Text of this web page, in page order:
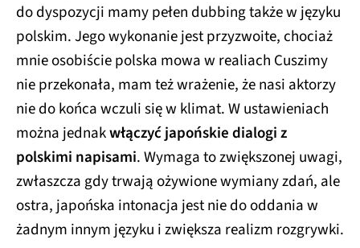
do dyspozycji mamy pełen dubbing także w języku
polskim. Jego wykonanie jest przyzwoite, chociaż
mnie osobiście polska mowa w realiach Cuszimy
nie przekonała, mam też wrażenie, że nasi aktorzy
nie do końca wczuli się w klimat. W ustawieniach
można jednakwłączyć japońskie dialogi z
polskimi napisami. Wymaga to zwiększonej uwagi,
zwłaszcza gdy trwają ożywione wymiany zdań, ale
ostra, japońska intonacja jest nie do oddania w
żadnym innym języku i zwiększa realizm rozgrywki.